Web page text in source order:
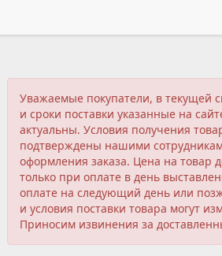
Уважаемые покупатели, в текущей
и сроки поставки указанные на
актуальны. Условия получения
подтверждены нашими
оформления заказа. Цена на товар
только при оплате в день
оплате на следующий день или
и условия поставки товара могут
Приносим извинения за